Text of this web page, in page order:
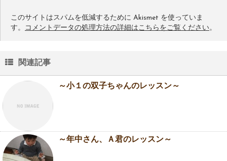
このサイトはスパムを低減するために Akismet を使っていま
す。
コメントデータの処理方法の詳細はこちらをご覧ください。
関連記事
～小１の双子ちゃんのレッスン～
～年中さん、Ａ君のレッスン～